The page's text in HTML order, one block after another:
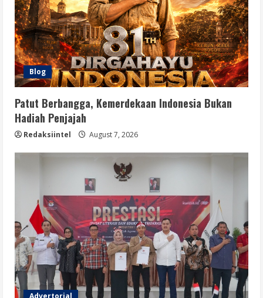
Blog
Patut Berbangga, Kemerdekaan Indonesia Bukan
Hadiah Penjajah
Redaksiintel August 7, 2026
Advertorial